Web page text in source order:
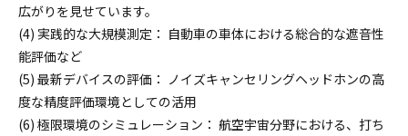
広がりを見せています。
(4) 実践的な大規模測定： 自動車の車体における総合的な遮音性
能評価など
(5) 最新デバイスの評価： ノイズキャンセリングヘッドホンの高
度な精度評価環境としての活用
(6) 極限環境のシミュレーション： 航空宇宙分野における、打ち